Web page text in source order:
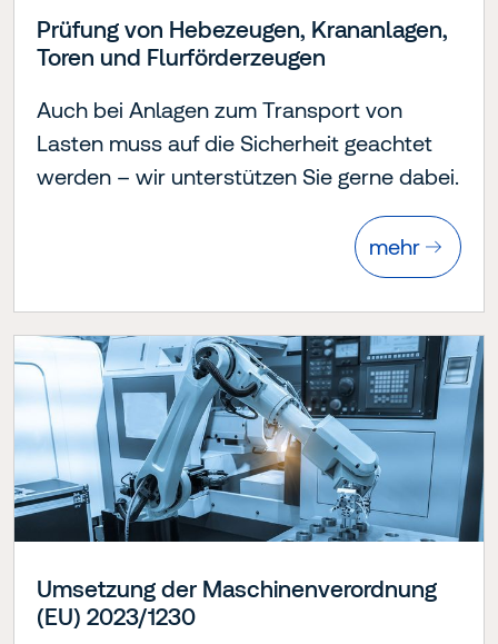
Prüfung von Hebezeugen, Krananlagen,
Toren und Flurförderzeugen
Auch bei Anlagen zum Transport von
Lasten muss auf die Sicherheit geachtet
werden – wir unterstützen Sie gerne dabei.
mehr
Umsetzung der Maschinenverordnung
(EU) 2023/1230